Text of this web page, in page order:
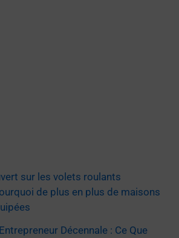
sur les volets roulants
de plus en plus de maisons
Décennale : Ce Que